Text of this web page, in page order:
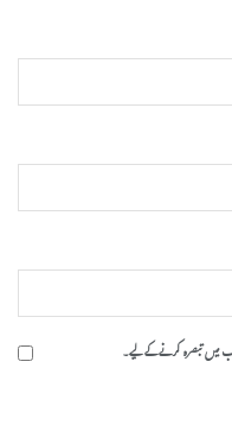
میں تبصرہ کرنے کےلیے۔